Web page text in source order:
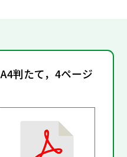
A4判たて，4ページ